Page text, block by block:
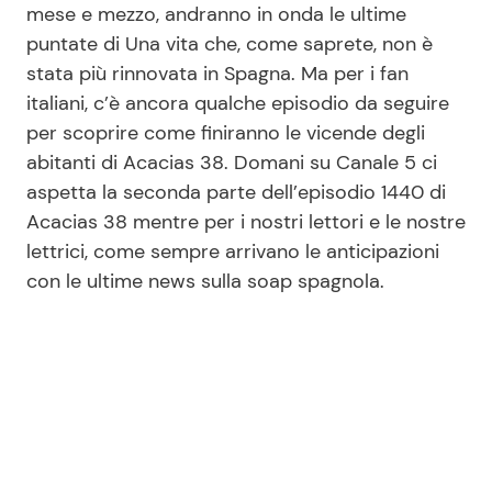
Seguici
Info
Chi siamo
Disclaimer e Privacy
mese e mezzo, andranno in onda le ultime
puntate di Una vita che, come saprete, non è
stata più rinnovata in Spagna. Ma per i fan
italiani, c’è ancora qualche episodio da seguire
per scoprire come finiranno le vicende degli
abitanti di Acacias 38. Domani su Canale 5 ci
aspetta la seconda parte dell’episodio 1440 di
Acacias 38 mentre per i nostri lettori e le nostre
lettrici, come sempre arrivano le anticipazioni
con le ultime news sulla soap spagnola.